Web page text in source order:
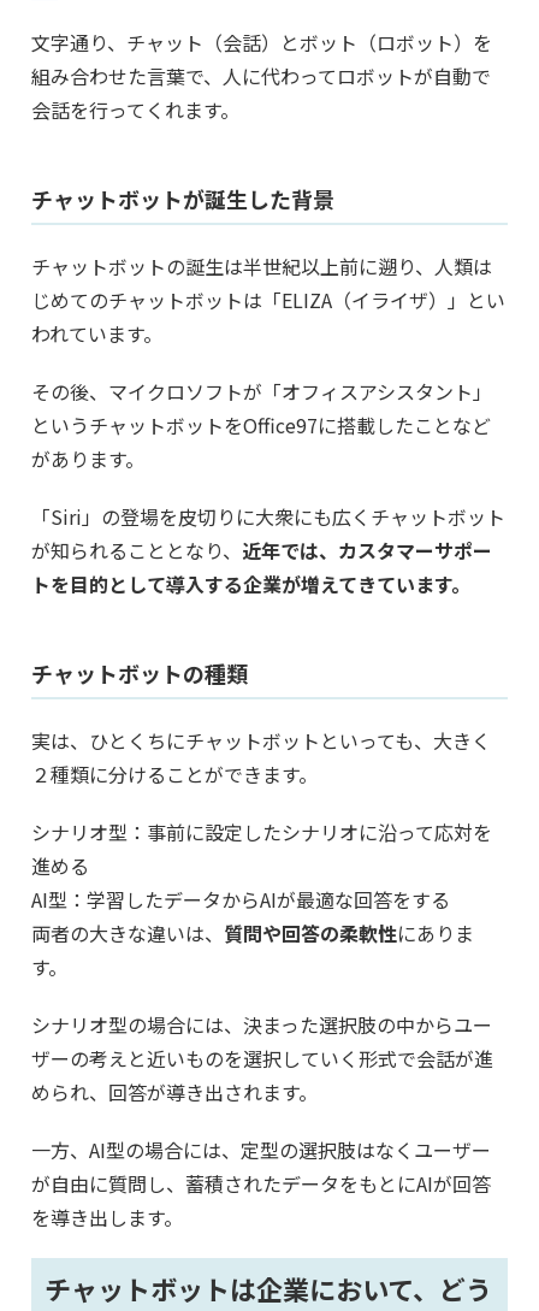
文字通り、チャット（会話）とボット（ロボット）を
組み合わせた言葉で、人に代わってロボットが自動で
会話を行ってくれます。
チャットボットが誕生した背景
チャットボットの誕生は半世紀以上前に遡り、人類は
じめてのチャットボットは「ELIZA（イライザ）」とい
われています。
その後、マイクロソフトが「オフィスアシスタント」
というチャットボットをOffice97に搭載したことなど
があります。
「Siri」の登場を皮切りに大衆にも広くチャットボット
が知られることとなり、 近年では、カスタマーサポー
トを目的として導入する企業が増えてきています。
チャットボットの種類
実は、ひとくちにチャットボットといっても、大きく
２種類に分けることができます。
シナリオ型：事前に設定したシナリオに沿って応対を
進める
AI型：学習したデータからAIが最適な回答をする
両者の大きな違いは、 質問や回答の柔軟性にありま
す。
シナリオ型の場合には、決まった選択肢の中からユー
ザーの考えと近いものを選択していく形式で会話が進
められ、回答が導き出されます。
一方、AI型の場合には、定型の選択肢はなくユーザー
が自由に質問し、蓄積されたデータをもとにAIが回答
を導き出します。
チャットボットは企業において、どう